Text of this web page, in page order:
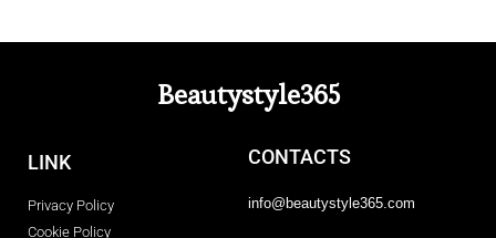
Beautystyle365
LINK
Privacy Policy
Cookie Policy
CONTACTS
info@beautystyle365.com